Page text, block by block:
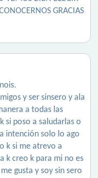
GRACIAS
y ser sinsero y ala
a todas las
si poso a saludarlas o
intención solo lo ago
k si me atrevo a
k creo k para mi no es
gusta y soy sin sero